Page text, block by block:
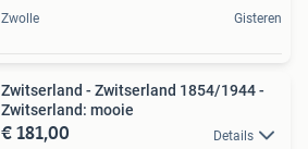
Zwolle Gisteren
Zwitserland - Zwitserland 1854/1944 -
Zwitserland: mooie
€ 181,00 Details